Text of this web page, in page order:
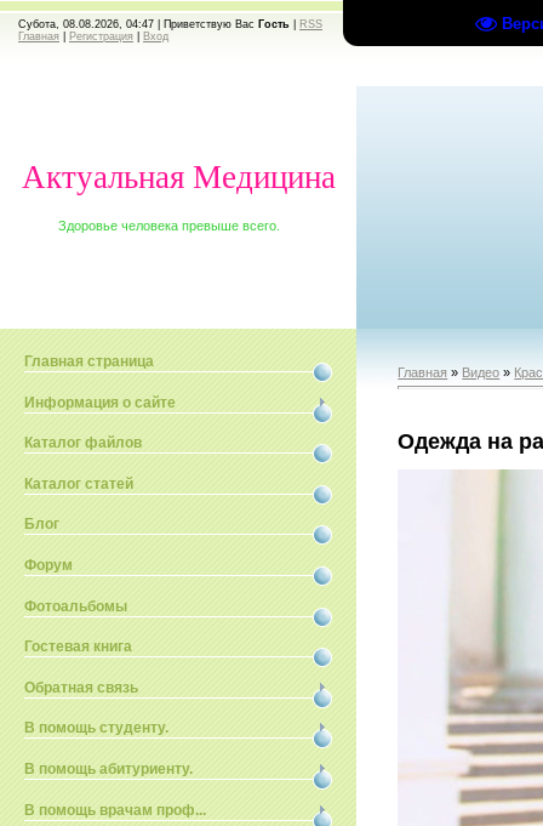
Субота, 08.08.2026, 04:47 | Приветствую Вас Гость
RSS
Главная
Регистрация Вход
Актуальная Медицина
Здоровье человека превыше всего.
Главная страница
Информация о сайте
Каталог файлов
Каталог статей
Блог
Форум
Фотоальбомы
Гостевая книга
Обратная связь
В помощь студенту.
В помощь абитуриенту.
В помощь врачам проф...
Главная » Видео »
Одежда на